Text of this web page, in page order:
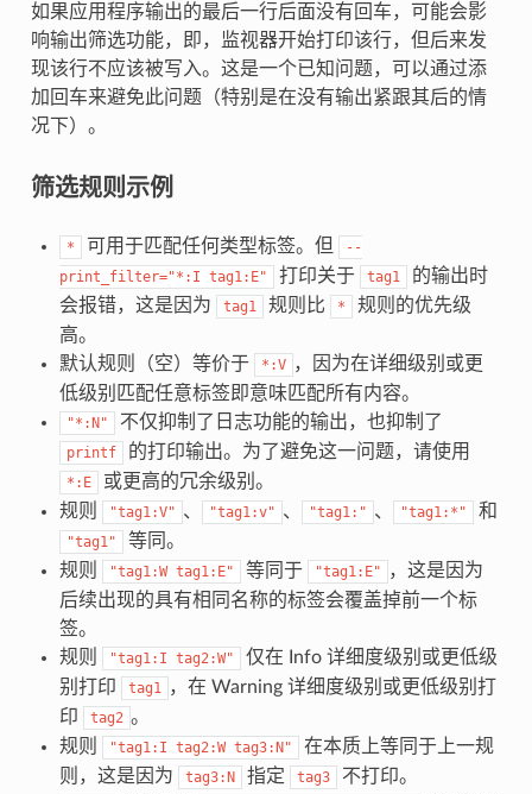
如果应用程序输出的最后一行后面没有回车，可能会影
响输出筛选功能，即，监视器开始打印该行，但后来发
现该行不应该被写入。这是一个已知问题，可以通过添
加回车来避免此问题（特别是在没有输出紧跟其后的情
况下）。
筛选规则示例
* 可用于匹配任何类型标签。但
--
print_filter="*:I tag1:E" 打印关于 tag1
的输出时
会报错，这是因为
tag1 规则比 *
规则的优先级
高。
默认规则（空）等价于
*:V ，因为在详细级别或更
低级别匹配任意标签即意味匹配所有内容。
"*:N" 不仅抑制了日志功能的输出，也抑制了
printf 的打印输出。为了避免这一问题，请使用
*:E
或更高的冗余级别。
规则
"tag1:V" 、 "tag1:v" 、 "tag1:" 、 "tag1:*" 和
"tag1"
等同。
规则
"tag1:W tag1:E" 等同于 "tag1:E"
，这是因为
后续出现的具有相同名称的标签会覆盖掉前一个标
签。
规则
"tag1:I tag2:W"
仅在 Info 详细度级别或更低级
别打印
tag1 ，在 Warning 详细度级别或更低级别打
印
tag2 。
规则
"tag1:I tag2:W tag3:N"
在本质上等同于上一规
则，这是因为
tag3:N 指定 tag3 不打印。